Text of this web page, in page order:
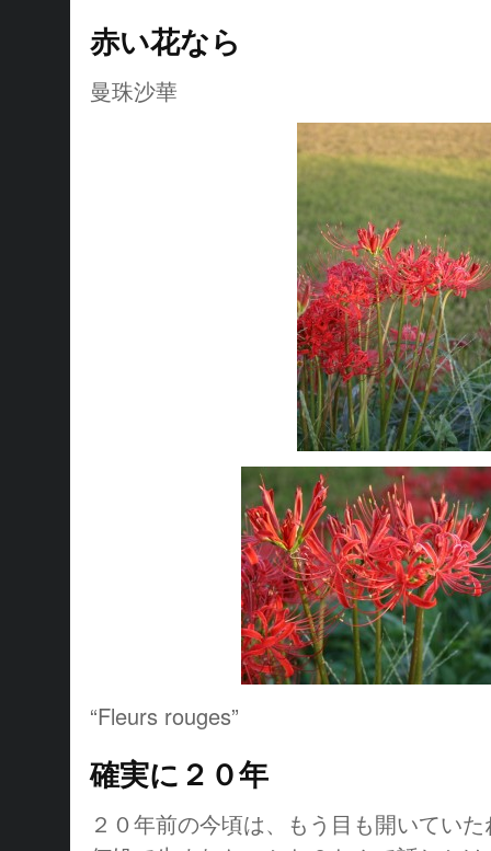
赤い花なら
曼珠沙華
“Fleurs rouges”
確実に２０年
２０年前の今頃は、もう目も開いてい